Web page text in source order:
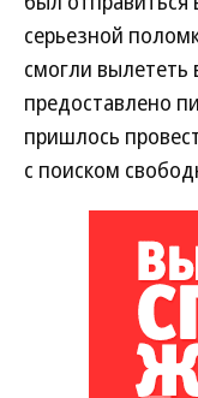
серьезной
смогли
предоставлено
пришлось
с поиском